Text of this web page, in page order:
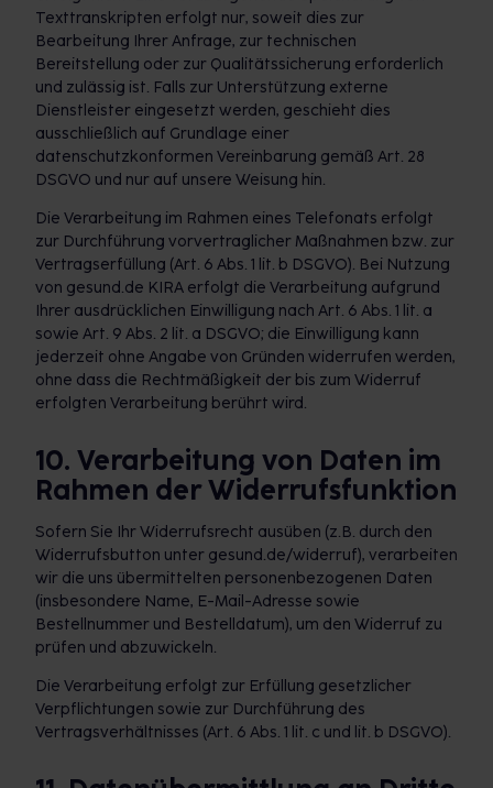
Texttranskripten erfolgt nur, soweit dies zur
Bearbeitung Ihrer Anfrage, zur technischen
Bereitstellung oder zur Qualitätssicherung erforderlich
und zulässig ist. Falls zur Unterstützung externe
Dienstleister eingesetzt werden, geschieht dies
ausschließlich auf Grundlage einer
datenschutzkonformen Vereinbarung gemäß Art. 28
DSGVO und nur auf unsere Weisung hin.
Die Verarbeitung im Rahmen eines Telefonats erfolgt
zur Durchführung vorvertraglicher Maßnahmen bzw. zur
Vertragserfüllung (Art. 6 Abs. 1 lit. b DSGVO). Bei Nutzung
von gesund.de KIRA erfolgt die Verarbeitung aufgrund
Ihrer ausdrücklichen Einwilligung nach Art. 6 Abs. 1 lit. a
sowie Art. 9 Abs. 2 lit. a DSGVO; die Einwilligung kann
jederzeit ohne Angabe von Gründen widerrufen werden,
ohne dass die Rechtmäßigkeit der bis zum Widerruf
erfolgten Verarbeitung berührt wird.
10. Verarbeitung von Daten im
Rahmen der Widerrufsfunktion
Sofern Sie Ihr Widerrufsrecht ausüben (z.B. durch den
Widerrufsbutton unter gesund.de/widerruf), verarbeiten
wir die uns übermittelten personenbezogenen Daten
(insbesondere Name, E-Mail-Adresse sowie
Bestellnummer und Bestelldatum), um den Widerruf zu
prüfen und abzuwickeln.
Die Verarbeitung erfolgt zur Erfüllung gesetzlicher
Verpflichtungen sowie zur Durchführung des
Vertragsverhältnisses (Art. 6 Abs. 1 lit. c und lit. b DSGVO).